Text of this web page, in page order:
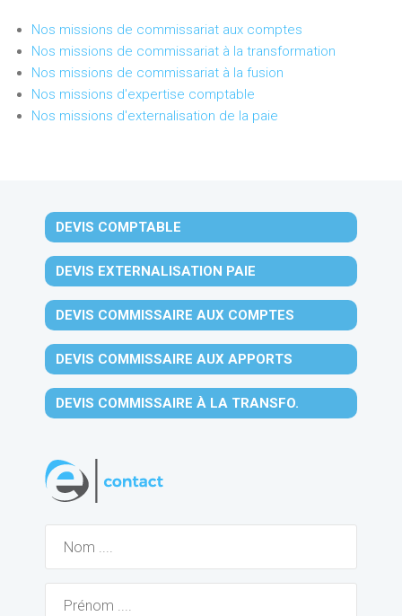
Nos missions de commissariat aux comptes
Nos missions de commissariat à la transformation
Nos missions de commissariat à la fusion
Nos missions d'expertise comptable
Nos missions d'externalisation de la paie
DEVIS COMPTABLE
DEVIS EXTERNALISATION PAIE
DEVIS COMMISSAIRE AUX COMPTES
DEVIS COMMISSAIRE AUX APPORTS
DEVIS COMMISSAIRE À LA TRANSFO.